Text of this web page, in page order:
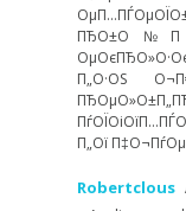
П„О·ОЅ
П„Ої
Robertclous